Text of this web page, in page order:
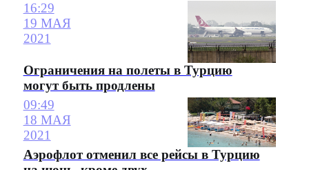
16:29
19 МАЯ
2021
Ограничения на полеты в Турцию
могут быть продлены
09:49
18 МАЯ
2021
Аэрофлот отменил все рейсы в Турцию